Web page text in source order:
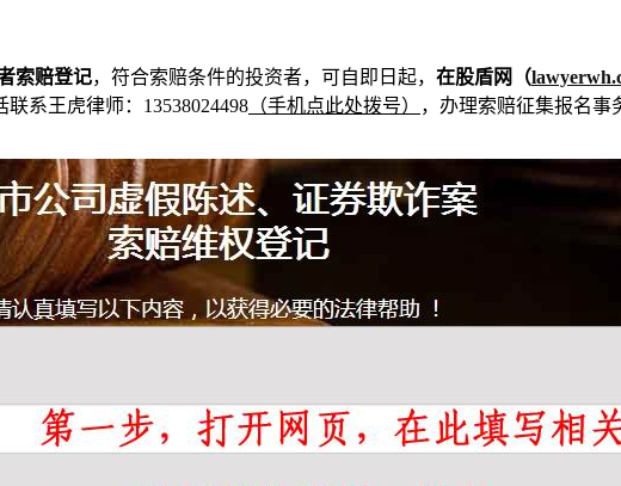
索赔登记，符合索赔条件的投资者，可自即日起， 在股盾网（
系王虎律师：13538024498 （手机点此处拨号） ，办理索赔征集报名事